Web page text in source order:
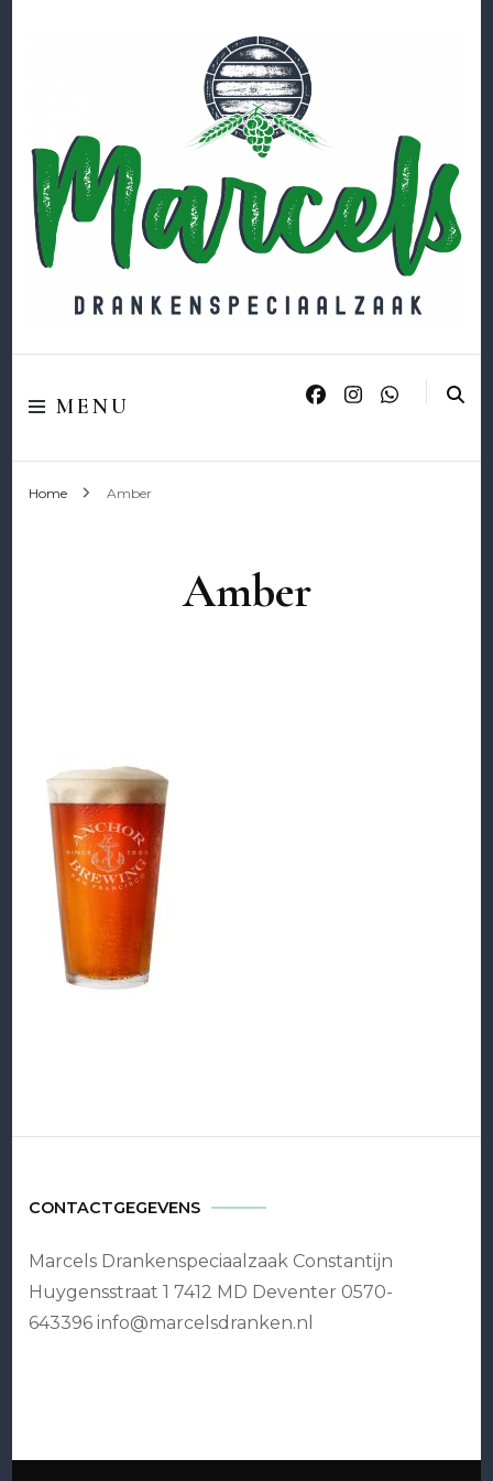
Marcels
Drankenspeciaalzaak
MENU
Home Amber
Amber
CONTACTGEGEVENS
Marcels Drankenspeciaalzaak Constantijn
Huygensstraat 1 7412 MD Deventer 0570-
643396 info@marcelsdranken.nl